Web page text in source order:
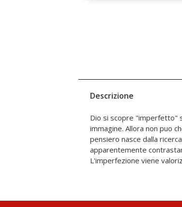
Descrizione
Dio si scopre "imperfetto"
immagine. Allora non puo
pensiero nasce dalla
apparentemente
L'imperfezione viene
queste due visioni della
artigiana dell'Evoluzione,
causa della misericordia